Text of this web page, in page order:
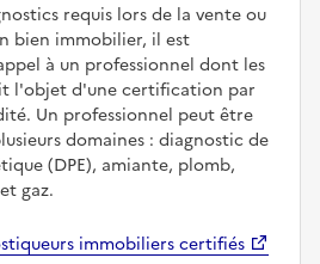
requis lors de la vente ou
bien immobilier, il est
à un professionnel dont les
l'objet d'une certification par
Un professionnel peut être
domaines : diagnostic de
(DPE), amiante, plomb,
gaz.
immobiliers certifiés